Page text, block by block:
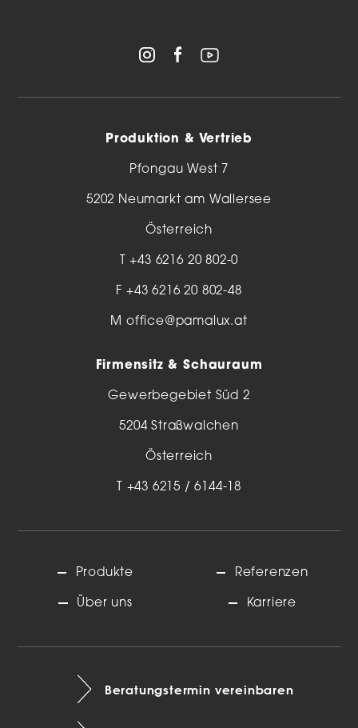
Produktion & Vertrieb
Pfongau West 7
5202 Neumarkt am Wallersee
Österreich
T+43 6216 20 802-0
F +43 6216 20 802-48
M office@pamalux.at
Firmensitz & Schauraum
Gewerbegebiet Süd 2
5204 Straßwalchen
Österreich
+43 6215 / 6144-18
Produkte
Über uns
Referenzen
Karriere
Beratungstermin vereinbaren